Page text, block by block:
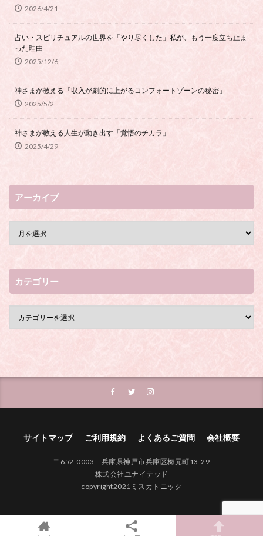
2026/4/21
占い・スピリチュアルの世界を「やり尽くした」私が、もう一度立ち止ま
った理由
2025/12/6
神さまが教える「収入が劇的に上がるコンフォートゾーンの秘密」
2025/5/2
神さまが教える人生が動き出す「覚悟のチカラ」
2025/4/29
アーカイブ
カテゴリー
サイトマップ ご利用規約 よくあるご質問 会社概要
〒652-0003 兵庫県神戸市兵庫区梅元町13-29
株式会社ユナイテッド
copyright2021ミスカトニック